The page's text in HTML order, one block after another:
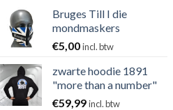
Bruges Till I die
mondmaskers
€5,00incl. btw
zwarte hoodie 1891
"more than a number"
€59,99incl. btw